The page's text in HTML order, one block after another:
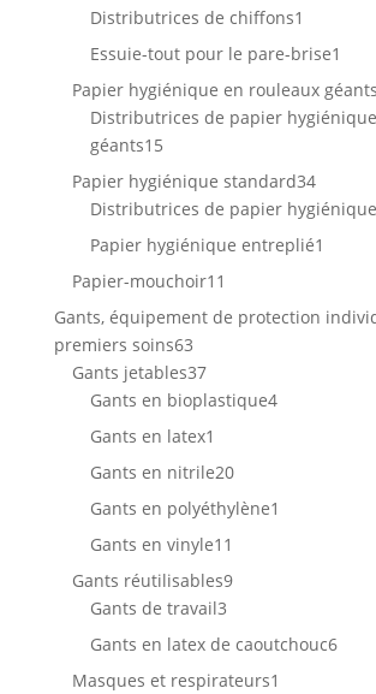
produits
Distributrices de chiffons1
produit
Essuie-tout pour le pare-brise1
Papier hygiénique en rouleaux géants
Distributrices de papier
géants1515
produits
Papier hygiénique standard3434
Distributrices de papier
Papier hygiénique entreplié1
Papier-mouchoir11
produits
Gants, équipement de protection
premiers soins6363
produits
Gants jetables3737
produits
Gants en bioplastique44
Gants en latex1
produit
Gants en nitrile2020
produits
Gants en polyéthylène1
Gants en vinyle11
Gants réutilisables99
Gants de travail33
produits
Gants en latex de caoutchouc66
Masques et respirateurs1